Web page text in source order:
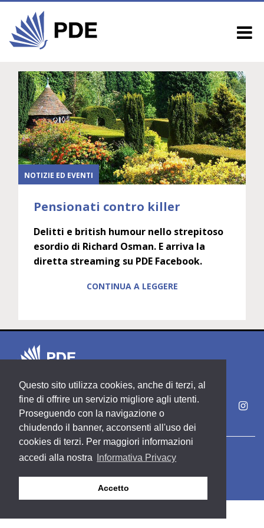
Questo sito utilizza cookies, anche di terzi, al
fine di offrire un servizio migliore agli utenti.
Proseguendo con la navigazione o
chiudendo il banner, acconsenti all'uso dei
cookies di terzi. Per maggiori informazioni
accedi alla nostra
Informativa Privacy
Accetto
NOTIZIE ED EVENTI
Pensionati contro killer
Delitti e british humour nello strepitoso
esordio di Richard Osman. E arriva la
diretta streaming su PDE Facebook.
CONTINUA A LEGGERE
Copyright PDE srl società del Gruppo Feltrinelli S. p. A.